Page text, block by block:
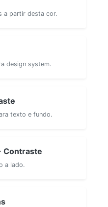
a partir desta cor.
design system.
texto e fundo.
Contraste
a lado.